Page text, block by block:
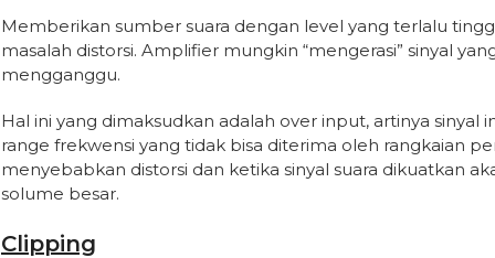
Memberikan sumber suara dengan level yang terlalu
masalah distorsi. Amplifier mungkin “mengerasi” sinyal
mengganggu.
Hal ini yang dimaksudkan adalah over input, artinya
range frekwensi yang tidak bisa diterima oleh rangkaian
menyebabkan distorsi dan ketika sinyal suara dikuatkan
solume besar.
Clipping